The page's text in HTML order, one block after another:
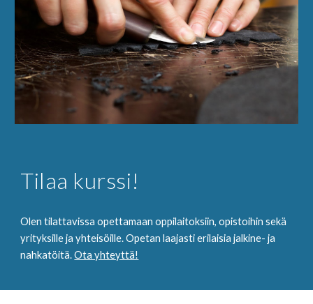
Tilaa kurssi!
Olen tilattavissa opettamaan oppilaitoksiin, opistoihin sekä
yrityksille ja yhteisöille. Opetan laajasti erilaisia jalkine- ja
nahkatöitä. Ota yhteyttä!